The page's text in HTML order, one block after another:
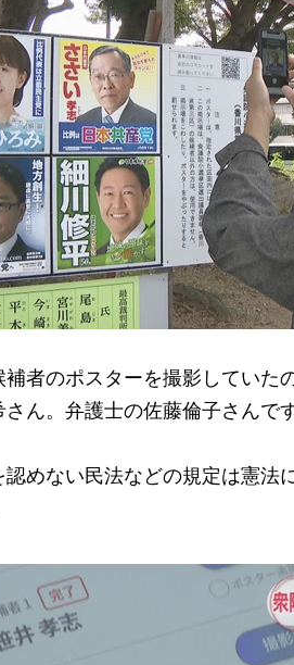
者のポスターを撮影していた
ん。弁護士の佐藤倫子さんです
めない民法などの規定は憲法